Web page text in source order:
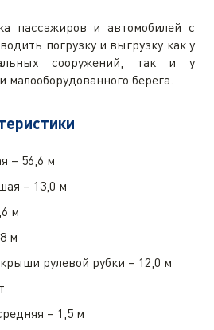
пассажиров и автомобилей с
погрузку и выгрузку как у
сооружений, так и у
малооборудованного берега.
– 56,6 м
– 13,0 м
м
м
рулевой рубки – 12,0 м
– 1,5 м